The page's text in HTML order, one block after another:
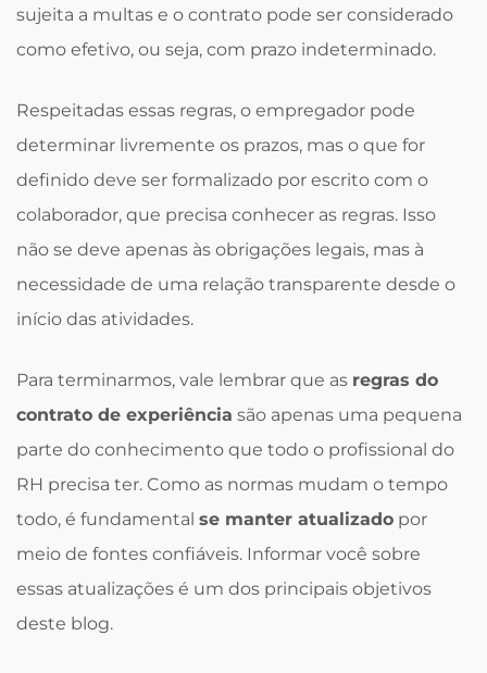
sujeita a multas e o contrato pode ser considerado
como efetivo, ou seja, com prazo indeterminado.
Respeitadas essas regras, o empregador pode
determinar livremente os prazos, mas o que for
definido deve ser formalizado por escrito com o
colaborador, que precisa conhecer as regras. Isso
não se deve apenas às obrigações legais, mas à
necessidade de uma relação transparente desde o
início das atividades.
Para terminarmos, vale lembrar que as regras do
contrato de experiência são apenas uma pequena
parte do conhecimento que todo o profissional do
RH precisa ter. Como as normas mudam o tempo
todo, é fundamental se manter atualizado por
meio de fontes confiáveis. Informar você sobre
essas atualizações é um dos principais objetivos
deste blog.